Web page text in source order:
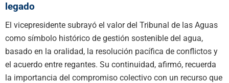
legado
El vicepresidente subrayó el valor del Tribunal de las Aguas
como símbolo histórico de gestión sostenible del agua,
basado en la oralidad, la resolución pacífica de conflictos y
el acuerdo entre regantes. Su continuidad, afirmó, recuerda
la importancia del compromiso colectivo con un recurso que